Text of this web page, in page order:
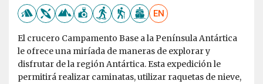
EN
El crucero Campamento Base a la Península Antártica
le ofrece una miríada de maneras de explorar y
disfrutar de la región Antártica. Esta expedición le
permitirá realizar caminatas, utilizar raquetas de nieve,